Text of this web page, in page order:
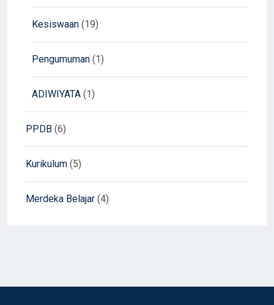
Kesiswaan (19)
Pengumuman (1)
ADIWIYATA (1)
PPDB (6)
Kurikulum (5)
Merdeka Belajar (4)